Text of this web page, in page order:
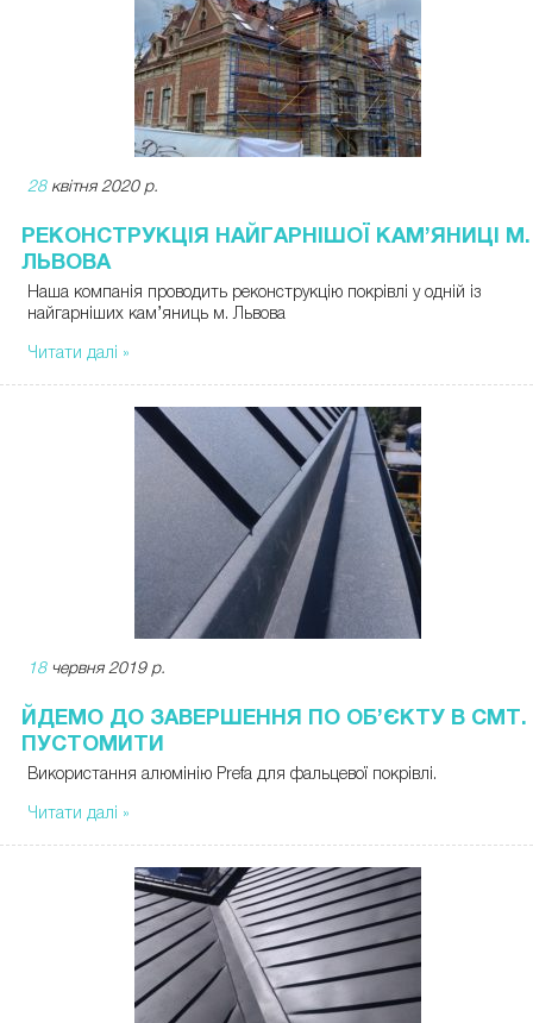
28квітня 2020 р.
РЕКОНСТРУКЦІЯ НАЙГАРНІШОЇ КАМ’ЯНИЦІ М.
ЛЬВОВА
Наша компанія проводить реконструкцію покрівлі у одній із
найгарніших кам’яниць м. Львова
Читати далі »
18червня 2019 р.
ЙДЕМО ДО ЗАВЕРШЕННЯ ПО ОБ’ЄКТУ В СМТ.
ПУСТОМИТИ
Використання алюмінію Prefa для фальцевої покрівлі.
Читати далі »